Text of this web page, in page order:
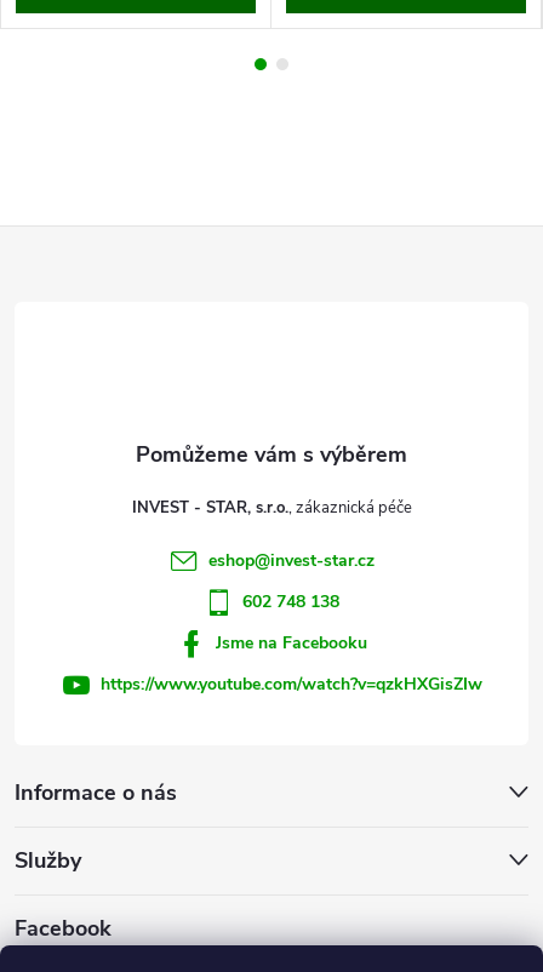
Informace o nás
Služby
Facebook
INVEST - STAR, s.r.o.
eshop@invest-star.cz
602 748 138
Jsme na Facebooku
https://www.youtube.com/watch?v=qzkHXGisZIw